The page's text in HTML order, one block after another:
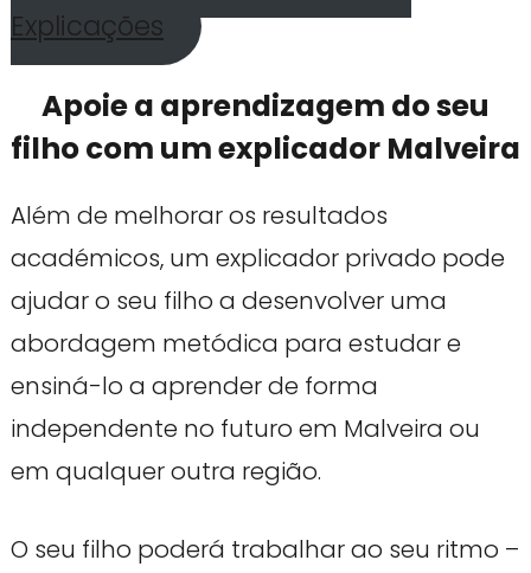
Explicações
Apoie a aprendizagem do seu
filho com um explicador Malveira
Além de melhorar os resultados
académicos, um explicador privado pode
ajudar o seu filho a desenvolver uma
abordagem metódica para estudar e
ensiná-lo a aprender de forma
independente no futuro em Malveira ou
em qualquer outra região.
O seu filho poderá trabalhar ao seu ritmo –